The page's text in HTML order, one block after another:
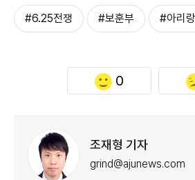
#6.25전쟁 #보훈부 #아리
0
조재형 기자
grind@ajunews.com